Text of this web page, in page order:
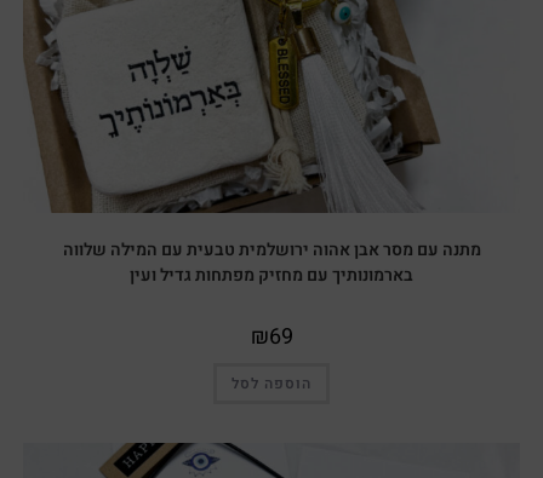
מתנה עם מסר אבן אהוה ירושלמית טבעית עם המילה שלווה
בארמונותיך עם מחזיק מפתחות גדיל ועין
₪69
הוספה לסל